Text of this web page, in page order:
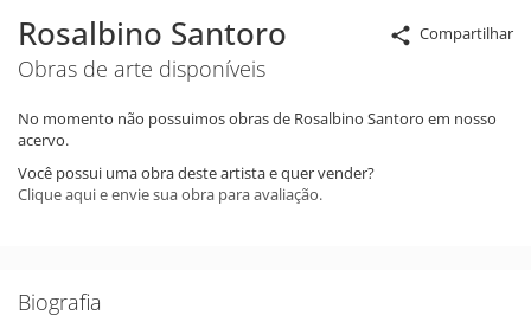
Compartilhar
Rosalbino Santoro
Obras de arte disponíveis
No momento não possuimos obras de Rosalbino Santoro em nosso
acervo.
Você possui uma obra deste artista e quer vender?
Clique aqui e envie sua obra para avaliação.
Biografia